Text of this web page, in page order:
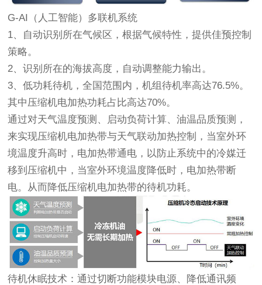
G-AI（人工智能）多联机系统
1、自动识别所在气候区，根据气候特性，提供佳预控制
策略。
2、识别所在的海拔高度，自动调整能力输出。
3、低功耗待机，全国范围内，机组待机率高达76.5%。
其中压缩机电加热功耗占比高达70%。
通过对天气温度预测、启动负荷计算、油温品质预测，
来实现压缩机电加热带与天气联动加热控制，当室外环
境温度升高时，电加热带通电，以防止系统中的冷媒迁
移到压缩机中，当室外环境温度降低时，电加热带断
电。从而降低压缩机电加热带的待机功耗。
待机休眠技术：通过切断功能模块电源、降低通讯频